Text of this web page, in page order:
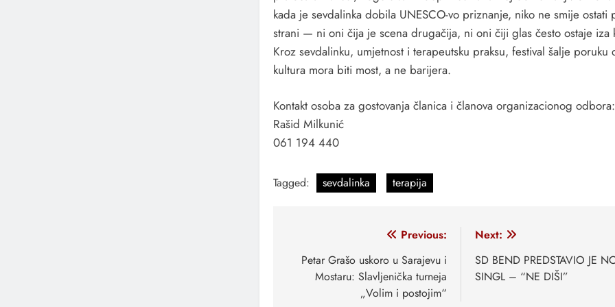
kada je sevdalinka dobila UNESCO-vo priznanje, niko ne smije ostati
strani — ni oni čija je scena drugačija, ni oni čiji glas često ostaje iza
Kroz sevdalinku, umjetnost i terapeutsku praksu, festival šalje poruku
kultura mora biti most, a ne barijera.
Kontakt osoba za gostovanja članica i članova organizacionog odbora:
Rašid Milkunić
061 194 440
Tagged: sevdalinka terapija
članaka
Previous:
Petar Grašo uskoro u Sarajevu i
Mostaru: Slavljenička turneja
„Volim i postojim“
Next:
SD BEND PREDSTAVIO JE
SINGL – “NE DIŠI”